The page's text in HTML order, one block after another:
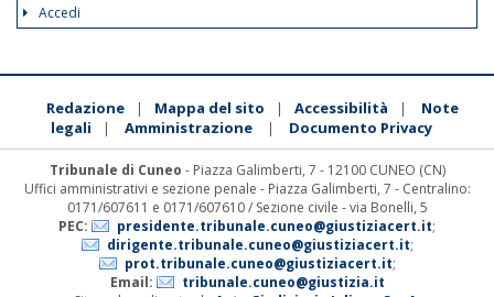
Accedi
Redazione | Mappa del sito | Accessibilità |
Note
legali
| Amministrazione | Documento Privacy
Tribunale di Cuneo - Piazza Galimberti, 7 - 12100 CUNEO (CN)
Uffici amministrativi e sezione penale - Piazza Galimberti, 7 - Centralino:
0171/607611 e 0171/607610 / Sezione civile - via Bonelli, 5
PEC:
presidente.tribunale.cuneo@giustiziacert.it;
dirigente.tribunale.cuneo@giustiziacert.it;
prot.tribunale.cuneo@giustiziacert.it;
Email:
tribunale.cuneo@giustizia.it